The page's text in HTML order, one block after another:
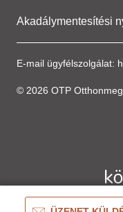
E-mail ügyfélszolgálat:
© 2026 OTP
Akadálymentesítési